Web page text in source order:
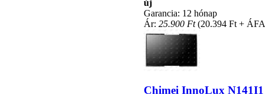
új
Garancia: 12 hónap
Ár: 25.900 Ft(20.394 Ft +
Chimei InnoLux